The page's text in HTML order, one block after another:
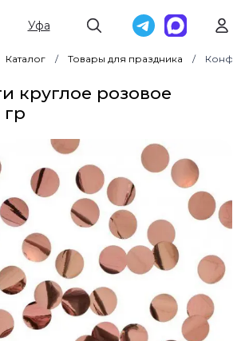
Уфа
Каталог Товары для праздника
круглое розовое
гр